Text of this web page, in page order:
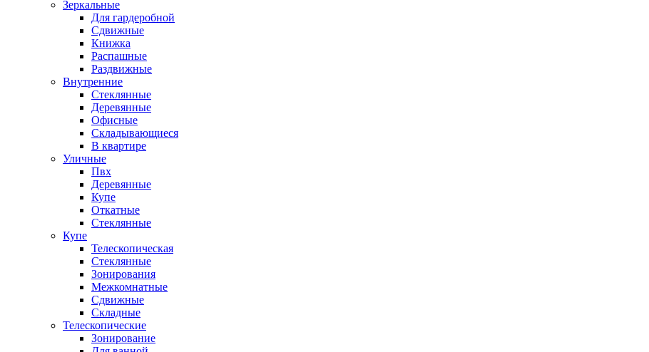
Зеркальные
Для гардеробной
Сдвижные
Книжка
Распашные
Раздвижные
Внутренние
Стеклянные
Деревянные
Офисные
Складывающиеся
В квартире
Уличные
Пвх
Деревянные
Купе
Откатные
Стеклянные
Купе
Телескопическая
Стеклянные
Зонирования
Межкомнатные
Сдвижные
Складные
Телескопические
Зонирование